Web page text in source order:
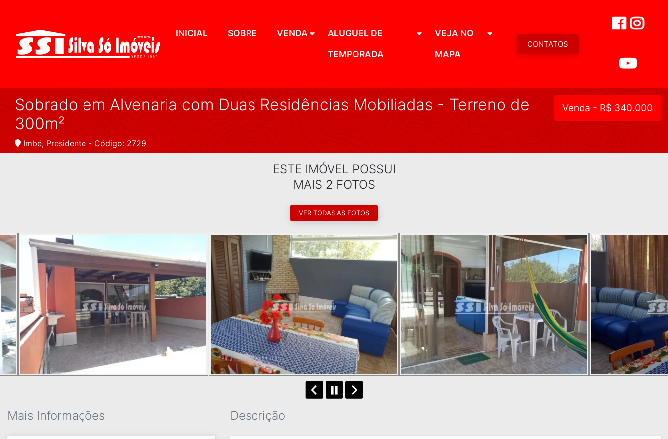
INICIAL SOBRE VENDA
ALUGUEL DE
TEMPORADA
VEJA NO
MAPA
CONTATOS
Sobrado em Alvenaria com Duas Residências Mobiliadas - Terreno de
300m²
Imbé, Presidente - Código: 2729
Venda - R$ 340.000
ESTE IMÓVEL POSSUI
MAIS 2 FOTOS
VER TODAS AS FOTOS
Mais Informações Descrição